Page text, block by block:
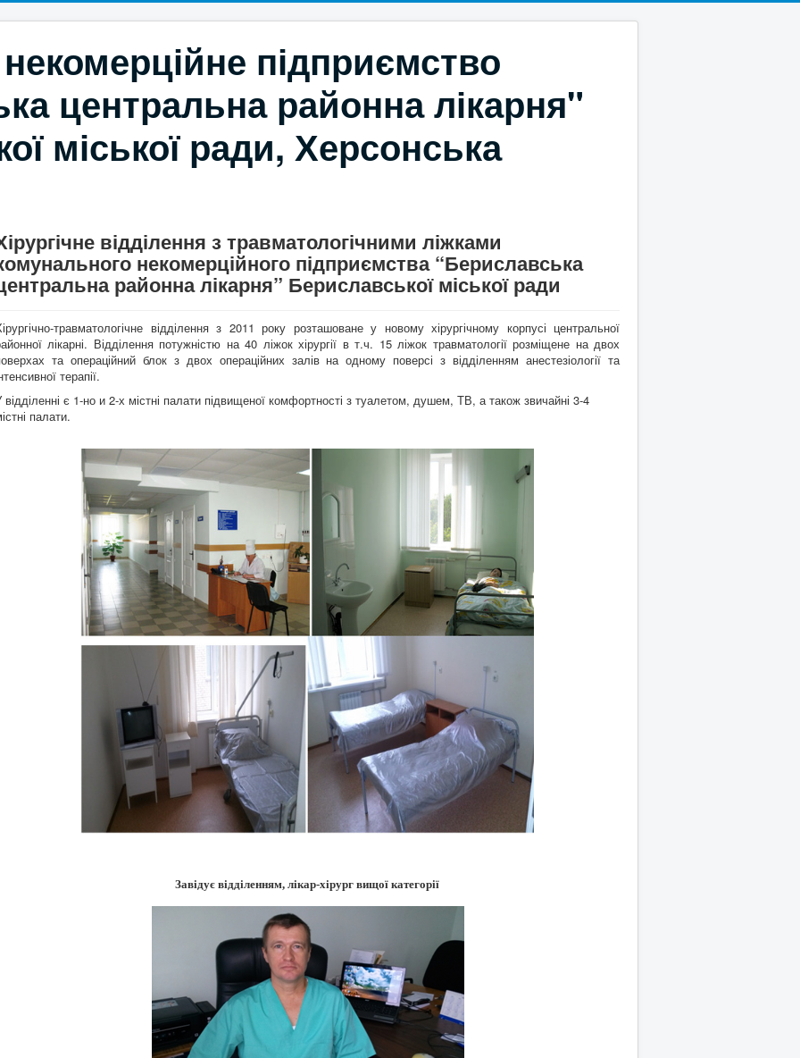
підприємство
центральна районна лікарня"
міської ради, Херсонська
відділення з травматологічними ліжками
некомерційного підприємства “Бериславська
районна лікарня” Бериславської міської ради
травматологічне відділення з 2011 року розташоване у новому хірургічному корпусі центральної
лікарні. Відділення потужністю на 40 ліжок хірургії в т.ч. 15 ліжок травматології розміщене на двох
та операційний блок з двох операційних залів на одному поверсі з відділенням анестезіології та
терапії.
відділенні є 1-но и 2-х містні палати підвищеної комфортності з туалетом, душем, ТВ, а також звичайні 3-4
палати.
Завідує відділенням, лікар-хірург вищої категорії